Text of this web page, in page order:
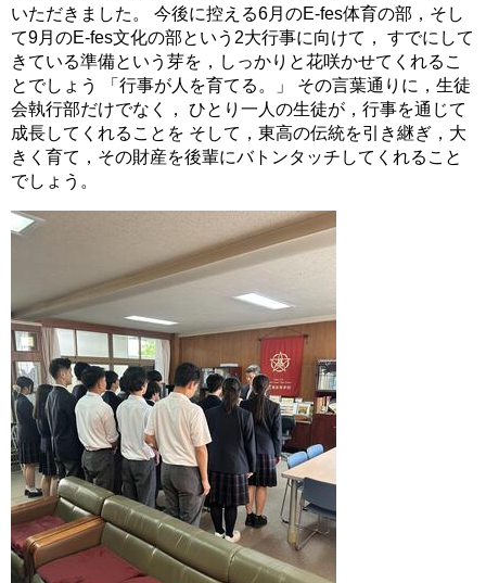
いただきました。 今後に控える6月のE-fes体育の部，そし
て9月のE-fes文化の部という2大行事に向けて， すでにして
きている準備という芽を，しっかりと花咲かせてくれるこ
とでしょう 「行事が人を育てる。」 その言葉通りに，生徒
会執行部だけでなく， ひとり一人の生徒が，行事を通じて
成長してくれることを そして，東高の伝統を引き継ぎ，大
きく育て，その財産を後輩にバトンタッチしてくれること
でしょう。